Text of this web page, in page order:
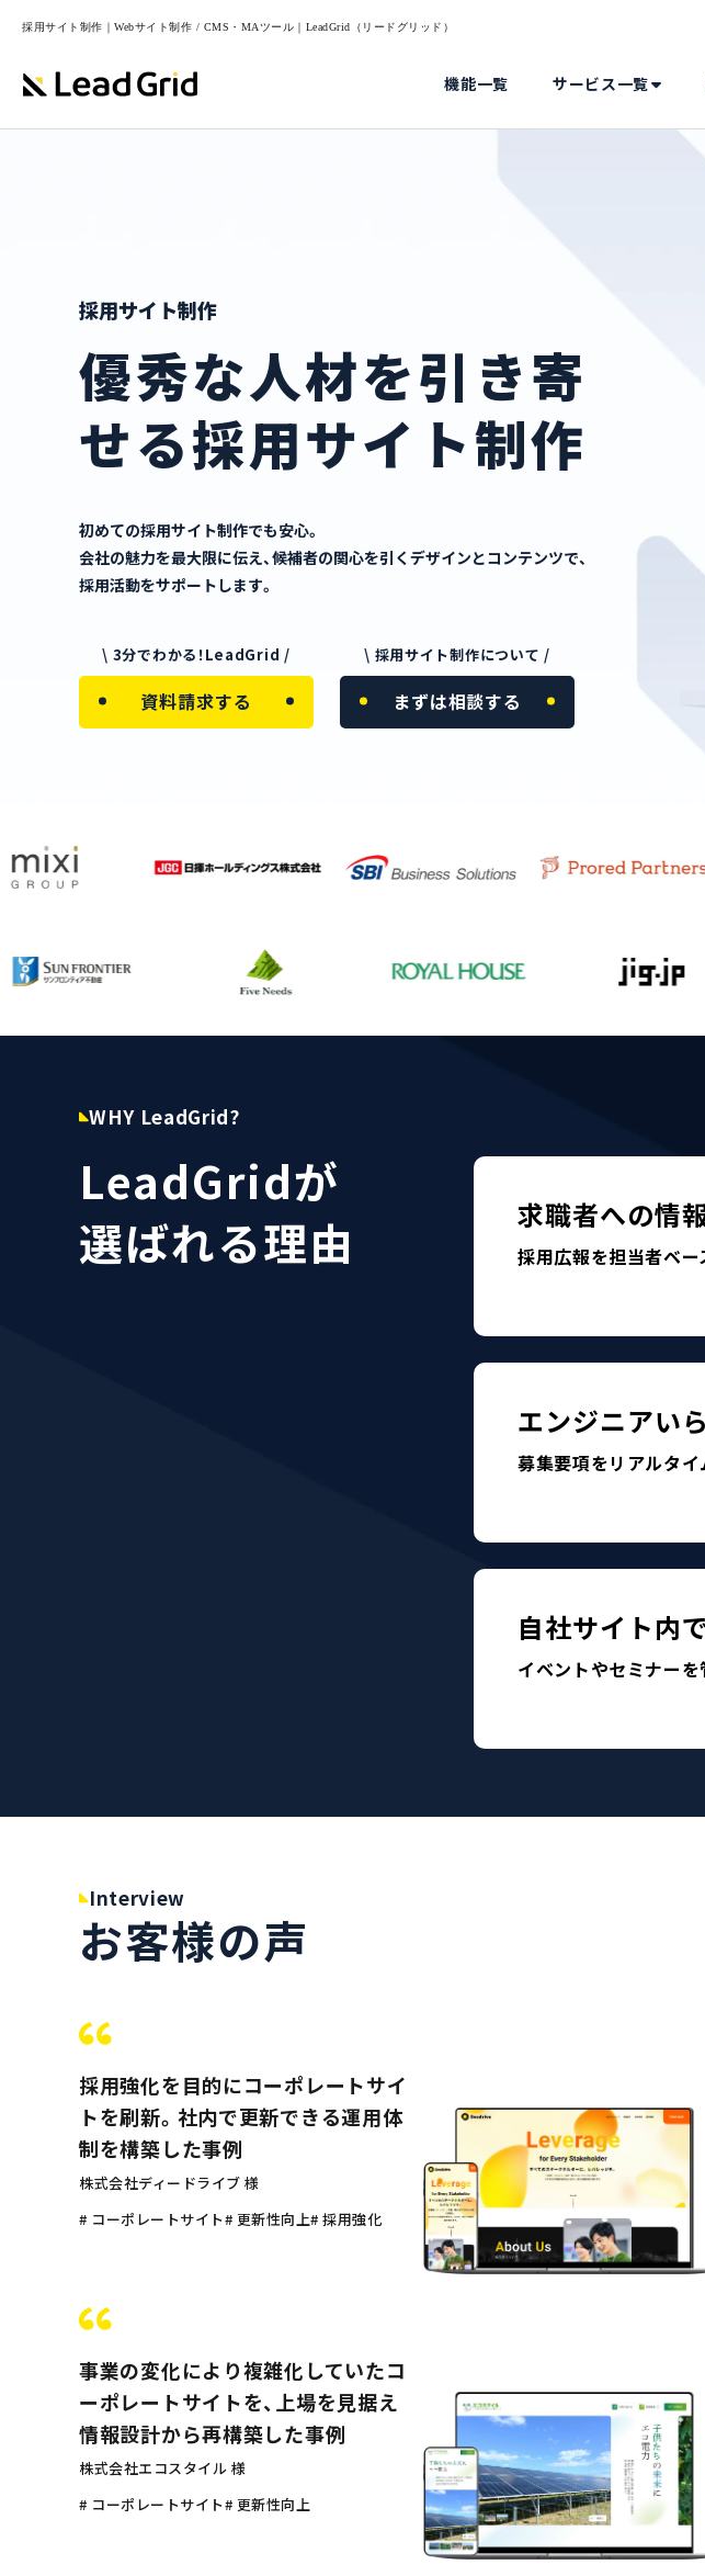
採用サイト制作｜Webサイト制作 / CMS・MAツール｜LeadGrid（リードグリッド）
機能一覧 サービス一覧
採用サイト制作
優秀な人材を引き寄
せる採用サイト制作
初めての採用サイト制作でも安心。
会社の魅力を最大限に伝え、候補者の関心を引くデザインとコンテンツで、
採用活動をサポートします。
\ 3分でわかる！LeadGrid /
資料請求する
\ 採用サイト制作について /
まずは相談する
WHY LeadGrid?
LeadGridが
選ばれる理由
求職者への情
採用広報を担当者ベー
エンジニアい
募集要項をリアルタ
自社サイト内で
イベントやセミナーを
Interview
お客様の声
採用強化を目的にコーポレートサイ
トを刷新。社内で更新できる運用体
制を構築した事例
株式会社ディードライブ 様
# コーポレートサイト# 更新性向上# 採用強化
事業の変化により複雑化していたコ
ーポレートサイトを、上場を見据え
情報設計から再構築した事例
株式会社エコスタイル 様
# コーポレートサイト# 更新性向上